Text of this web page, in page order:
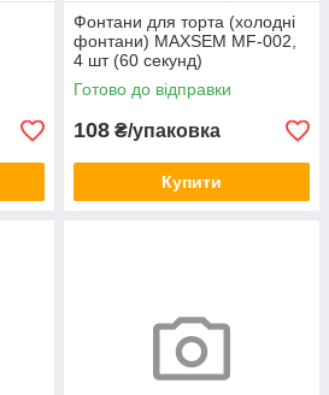
Фонтани для торта (холодні
фонтани) MAXSEM MF-002,
4 шт (60 секунд)
Готово до відправки
108 ₴/упаковка
Купити